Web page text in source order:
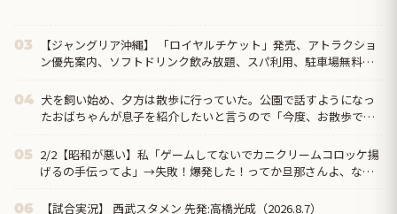
03
【ジャングリア沖縄】 「ロイヤルチケット」発売、アトラクショ
ン優先案内、ソフトドリンク飲み放題、スパ利用、駐車場無料…
04 犬を飼い始め、夕方は散歩に行っていた。公園で話すようになっ
たおばちゃんが息子を紹介したいと言うので「今度、お散歩で見
05 2/2【昭和が悪い】私「ゲームしてないでカニクリームコロッケ揚
げるの手伝ってよ」→失敗！爆発した！ってか旦那さんよ、なん
06 【試合実況】 西武スタメン 先発:高橋光成（2026.8.7）